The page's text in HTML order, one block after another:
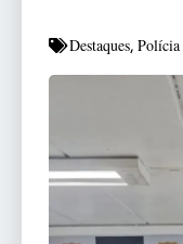
Destaques, Polícia